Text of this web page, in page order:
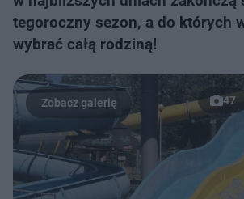
tegoroczny sezon, a do których
wybrać całą rodziną!
47